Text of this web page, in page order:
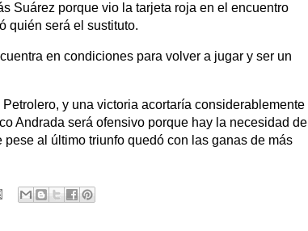
Suárez porque vio la tarjeta roja en el encuentro
quién será el sustituto.
en condiciones para volver a jugar y ser un
y una victoria acortaría considerablemente
Andrada será ofensivo porque hay la necesidad de
al último triunfo quedó con las ganas de más